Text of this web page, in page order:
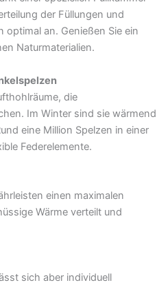
der Füllungen und
optimal an. Genießen Sie ein
Naturmaterialien.
die
Im Winter sind sie wärmend
eine Million Spelzen in einer
Federelemente.
einen maximalen
Wärme verteilt und
sich aber individuell